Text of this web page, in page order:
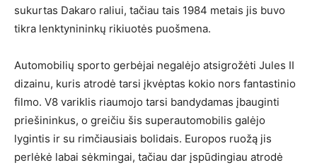
sukurtas Dakaro raliui, tačiau tais 1984 metais jis buvo
tikra lenktynininkų rikiuotės puošmena.
Automobilių sporto gerbėjai negalėjo atsigrožėti Jules II
dizainu, kuris atrodė tarsi įkvėptas kokio nors fantastinio
filmo. V8 variklis riaumojo tarsi bandydamas įbauginti
priešininkus, o greičiu šis superautomobilis galėjo
lygintis ir su rimčiausiais bolidais. Europos ruožą jis
perlėkė labai sėkmingai, tačiau dar įspūdingiau atrodė